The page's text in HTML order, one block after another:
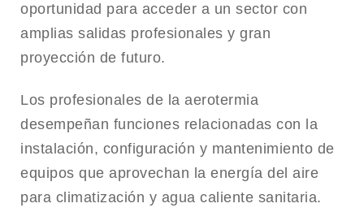
oportunidad para acceder a un sector con
amplias salidas profesionales y gran
proyección de futuro.
Los profesionales de la aerotermia
desempeñan funciones relacionadas con la
instalación, configuración y mantenimiento de
equipos que aprovechan la energía del aire
para climatización y agua caliente sanitaria.